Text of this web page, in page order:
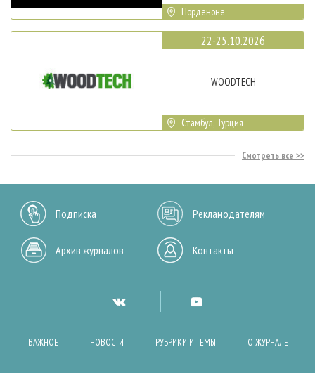
Порденоне
22-25.10.2026
WOODTECH
Стамбул, Турция
Смотреть все
Подписка Рекламодателям
Архив журналов Контакты
ВАЖНОЕ НОВОСТИ РУБРИКИ И ТЕМЫ О ЖУРНАЛЕ